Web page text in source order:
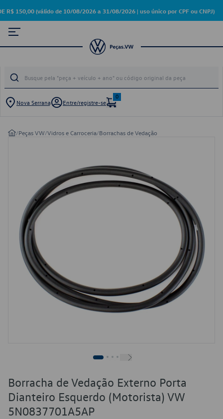
R$ 150,00 (válido de 10/08/2026 a 31/08/2026 | uso único por CPF ou CNPJ)
Nova Serrana Entre/registre-se
0
/Peças VW/Vidros e Carroceria/Borrachas de Vedação
Borracha de Vedação Externo Porta
Dianteiro Esquerdo (Motorista) VW
5N0837701A5AP